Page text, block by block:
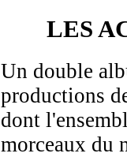
LES
Un double
productions
dont
morceaux du